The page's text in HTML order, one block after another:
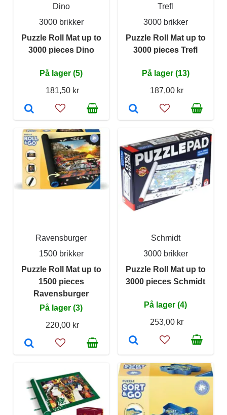
Dino
3000 brikker
Puzzle Roll Mat up to
3000 pieces Dino
På lager (5)
181,50 kr
Trefl
3000 brikker
Puzzle Roll Mat up to
3000 pieces Trefl
På lager (13)
187,00 kr
Ravensburger
1500 brikker
Puzzle Roll Mat up to
1500 pieces
Ravensburger
På lager (3)
220,00 kr
Schmidt
3000 brikker
Puzzle Roll Mat up to
3000 pieces Schmidt
På lager (4)
253,00 kr